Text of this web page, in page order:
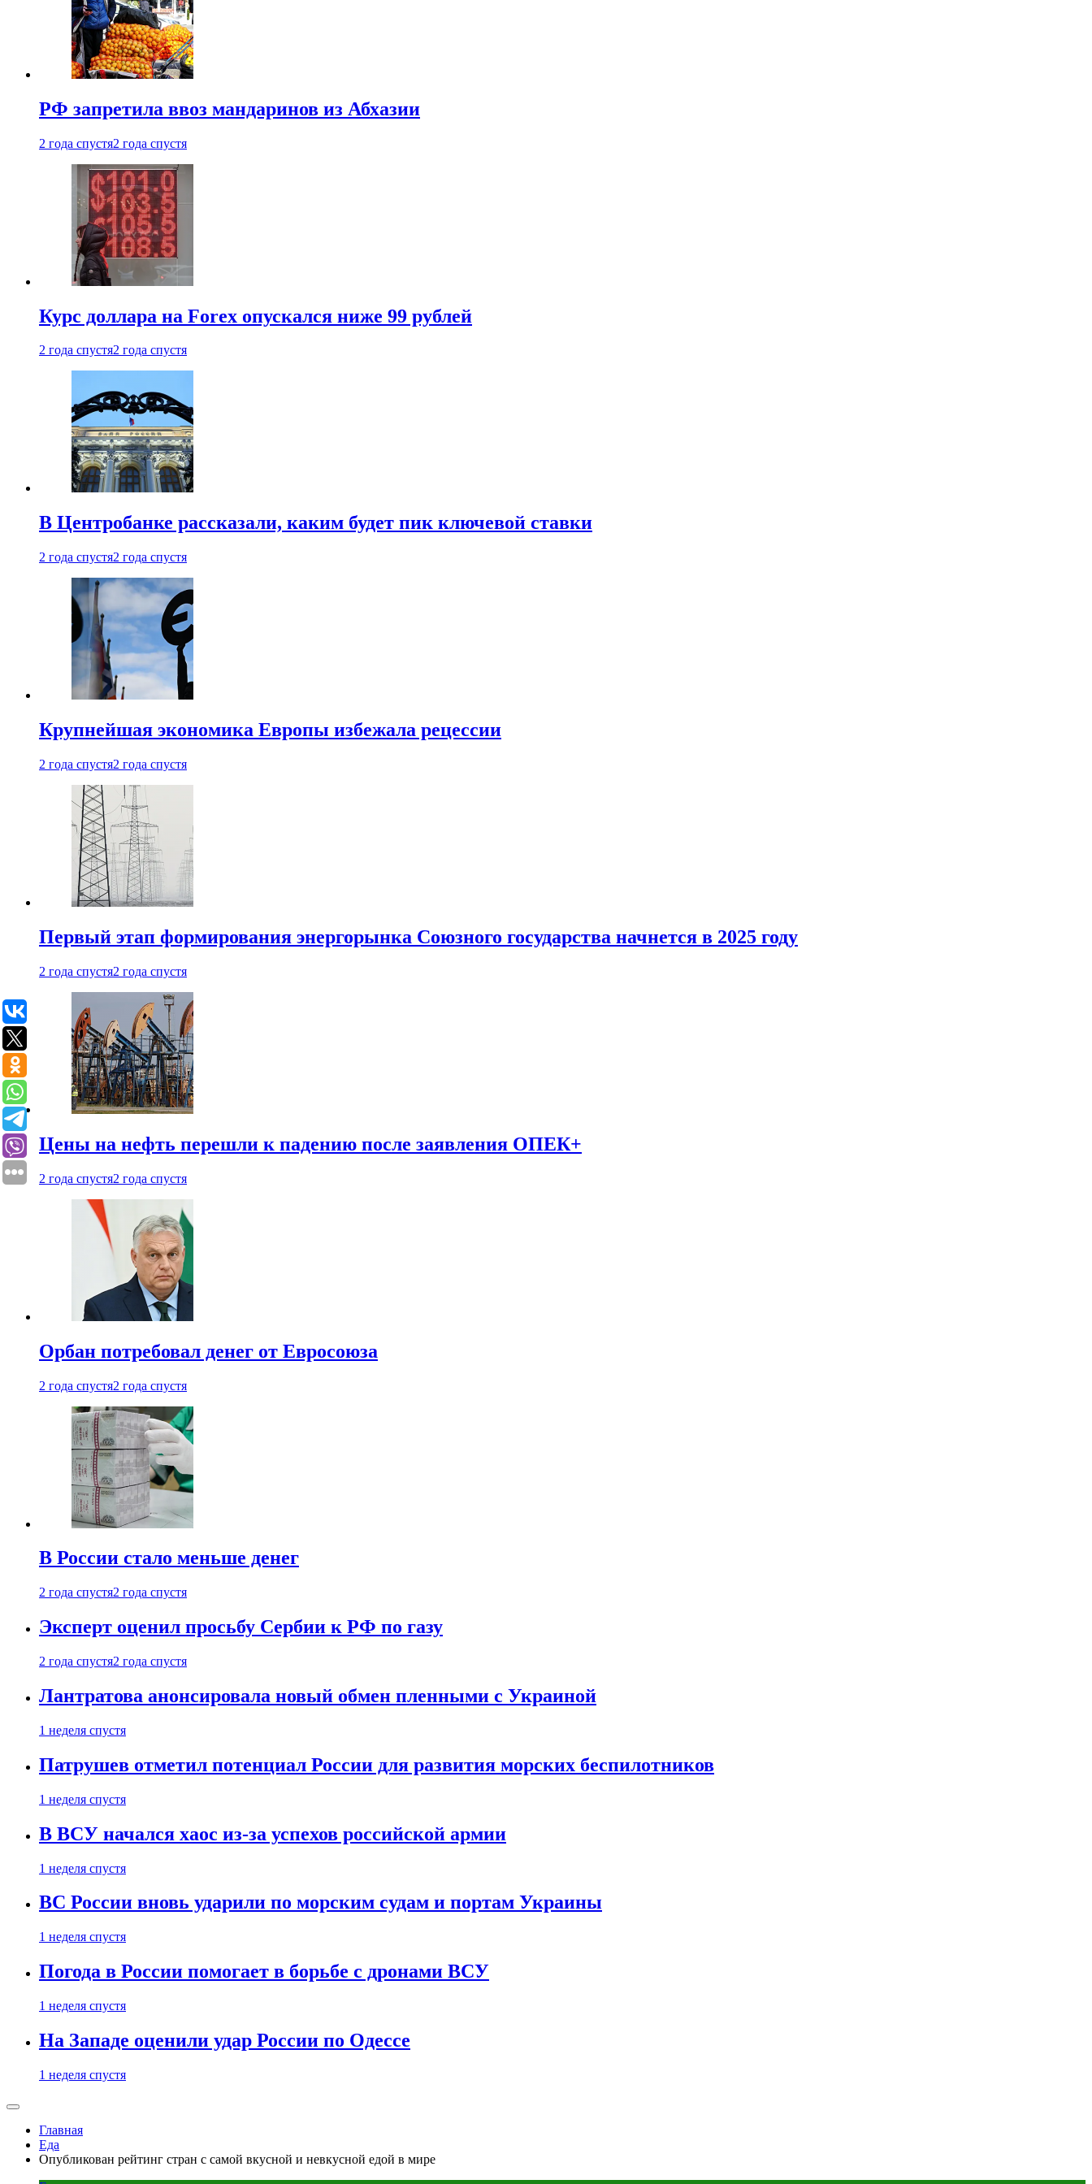
РФ запретила ввоз мандаринов из Абхазии
2 года спустя2 года спустя
Курс доллара на Forex опускался ниже 99 рублей
2 года спустя2 года спустя
В Центробанке рассказали, каким будет пик ключевой ставки
2 года спустя2 года спустя
Крупнейшая экономика Европы избежала рецессии
2 года спустя2 года спустя
Первый этап формирования энергорынка Союзного государства начнется в 2025 году
2 года спустя2 года спустя
Цены на нефть перешли к падению после заявления ОПЕК+
2 года спустя2 года спустя
Орбан потребовал денег от Евросоюза
2 года спустя2 года спустя
В России стало меньше денег
2 года спустя2 года спустя
Эксперт оценил просьбу Сербии к РФ по газу
2 года спустя2 года спустя
Лантратова анонсировала новый обмен пленными с Украиной
1 неделя спустя
Патрушев отметил потенциал России для развития морских беспилотников
1 неделя спустя
В ВСУ начался хаос из-за успехов российской армии
1 неделя спустя
ВС России вновь ударили по морским судам и портам Украины
1 неделя спустя
Погода в России помогает в борьбе с дронами ВСУ
1 неделя спустя
На Западе оценили удар России по Одессе
1 неделя спустя
Главная
Еда
Опубликован рейтинг стран с самой вкусной и невкусной едой в мире